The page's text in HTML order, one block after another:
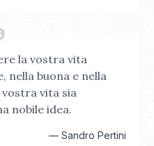
la vostra vita
nella buona e nella
vita sia
nobile idea.
— Sandro Pertini